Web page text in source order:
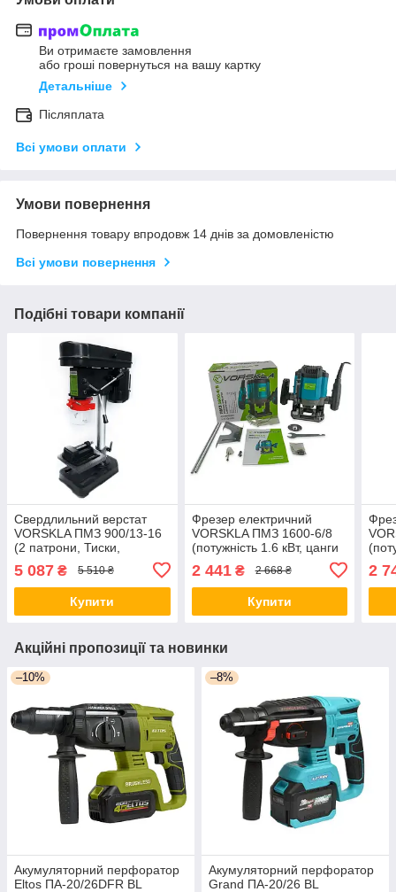
Ви отримаєте замовлення
або гроші повернуться на вашу картку
Детальніше
Післяплата
Всі умови оплати
Умови повернення
Повернення товару впродовж 14 днів за домовленістю
Всі умови повернення
Подібні товари компанії
Свердлильний верстат
VORSKLA ПМЗ 900/13-16
(2 патрони, Тиски,
швидкостей) Україна
5 087 ₴ 5 510 ₴
Купити
Фрезер електричний
VORSKLA ПМЗ 1600-6/8
(потужність 1.6 кВт, цанги
2 441₴ 2 668 ₴
Купити
2
Акційні пропозиції та новинки
–10%
Акумуляторний перфоратор
Eltos ПА-20/26DFR BL
–8%
Акумуляторний перфоратор
Grand ПА-20/26 BL